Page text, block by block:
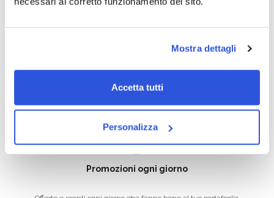
Mostra dettagli
Accetta tutti
Personalizza
Dalla conferma dell’ordine al
I tuoi acquisti on line protetti e
Promozioni ogni giorno